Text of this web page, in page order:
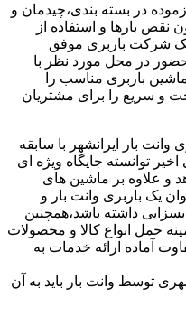
در بسته بندی،چیدمان و
نقص بارها و استفاده از
یک شرکت باربری موفق
حضور در محل مورد نظر با
باربری مناسب را
و سریع را برای مشتریان
بار ایرانشهر با سابقه
توانسته جایگاه ویژه ای
و علاوه بر ماشین های
یک باربری وانت بار و
داشته باشد،همچنین
حمل انواع کالا و محصولات
آماده ارائه خدمات به
توسط وانت بار باید به آن